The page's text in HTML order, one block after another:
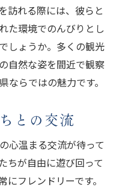
訪れる際には、彼らと
た環境でのんびりとし
しょうか。多くの観光
自然な姿を間近で観察
ならではの魅力です。
との交流
心温まる交流が待って
ちが自由に遊び回って
フレンドリーです。